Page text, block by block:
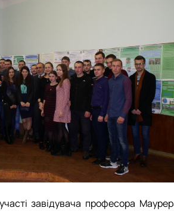
завідувача професора